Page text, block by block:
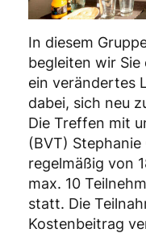
In diesem
begleiten wir Sie
ein verändertes
dabei, sich neu
Die Treffen mit
(BVT)
regelmäßig von
max. 10
statt. Die
Kostenbeitrag